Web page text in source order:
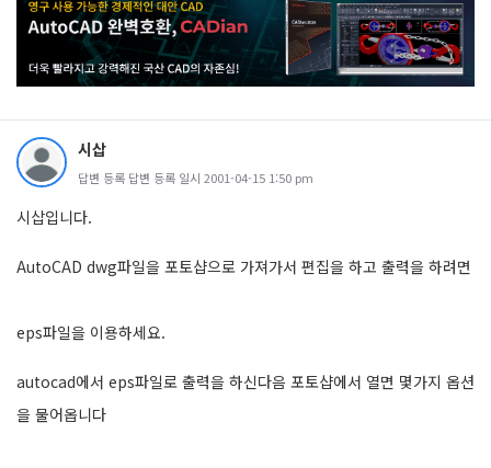
시삽
답변 등록 답변 등록 일시 2001-04-15 1:50 pm
시삽입니다.
AutoCAD dwg파일을 포토샵으로 가져가서 편집을 하고 출력을 하려면
eps파일을 이용하세요.
autocad에서 eps파일로 출력을 하신다음 포토샵에서 열면 몇가지 옵션
을 물어옵니다